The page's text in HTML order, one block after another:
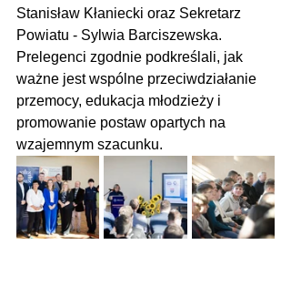
Stanisław Kłaniecki oraz Sekretarz
Powiatu - Sylwia Barciszewska.
Prelegenci zgodnie podkreślali, jak
ważne jest wspólne przeciwdziałanie
przemocy, edukacja młodzieży i
promowanie postaw opartych na
wzajemnym szacunku.